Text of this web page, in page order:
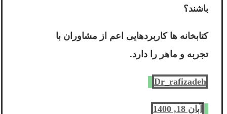
باشند؟
کتابخانه ها کاربردهایی اعم از مشاوران با
تجربه و ماهر را دارد.
Dr_rafizadeh
آبان 18, 1400